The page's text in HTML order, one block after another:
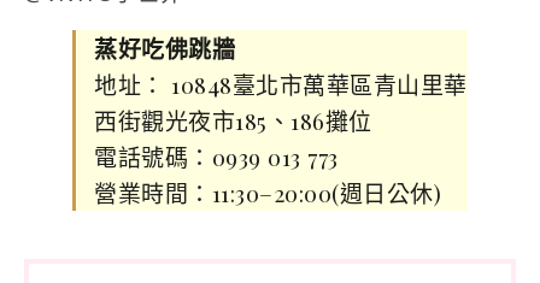
蒸好吃佛跳牆
地址： 10848臺北市萬華區青山里華
西街觀光夜市185、186攤位
電話號碼：0939 013 773
營業時間：11:30–20:00(週日公休)